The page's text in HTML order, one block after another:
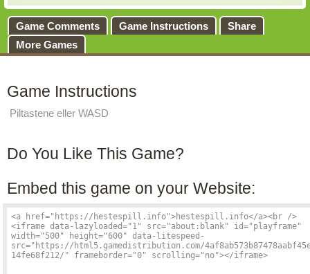
Game Comments Game Instructions
Share
More Games
Game Instructions
Piltastene eller WASD
Do You Like This Game?
Embed this game on your Website: